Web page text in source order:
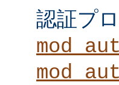
認証プ